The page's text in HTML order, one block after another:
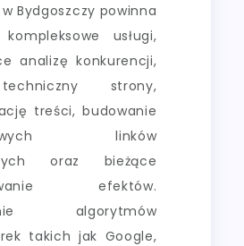
Bydgoszczy powinna
usługi,
analizę konkurencji,
strony,
treści, budowanie
linków
oraz bieżące
efektów.
algorytmów
takich jak Google,